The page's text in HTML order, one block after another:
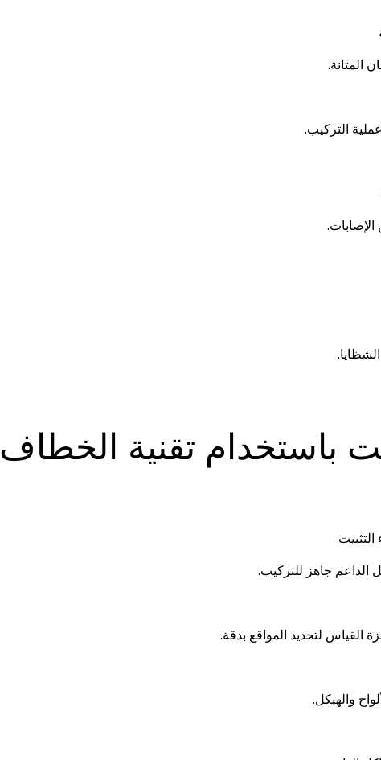
المتانة.
التركيب.
باستخدام تقنية الخطاف
الداعم جاهز للتركيب.
القياس لتحديد المواقع بدقة.
والهيكل.